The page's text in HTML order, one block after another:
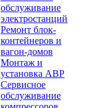
обслуживание
электростанций
Ремонт блок-
контейнеров и
вагон-домов
Монтаж и
установка АВР
Сервисное
обслуживание